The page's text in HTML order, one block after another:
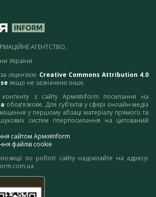
АГЕНТСТВО,
України
ліцензією Creative Commons Attribution 4.0
якщо не зазначено інше.
контенту з сайту АрміяInform посилання на
обов’язкове. Для суб’єктів у сфері онлайн-медіа
у першому абзаці матеріалу прямого та
систем гіперпосилання на цитований
сайтом АрміяInform
файлів cookie
по роботі сайту надсилайте на адресу: